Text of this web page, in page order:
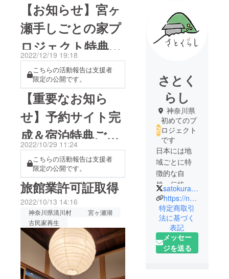
【お知らせ】宮ヶ
瀬手しごとの家プ
ロジェクト特典提
供について
2022/12/19 19:18
こちらの活動報告は支援者
限定の公開です。
【重要なお知ら
せ】予約サイト完
成＆宿泊特典ご支
援者へ
2022/10/29 11:24
こちらの活動報告は支援者
限定の公開です。
旅館業許可証取得
2022/10/13 14:16
神奈川県清川村
宮ヶ瀬湖
古民家再生
さとく
らし
神奈川県
初めてのプ
ロジェクト
です
日本には地
域ごとに特
徴的な自
然、伝統技
術や文化が
根付いてい
ます。“さと
くら
し”（旧・一
般社団法人
satokurashi2022
https://note.com/satokurashi/n/ndb472112719f
特定商取引
法に基づく
表記
メッセー
ジを送る